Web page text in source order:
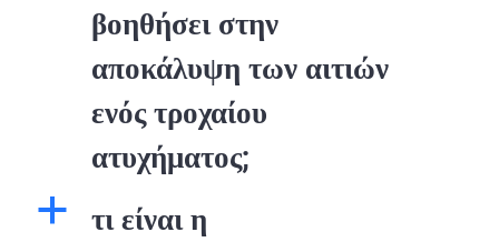
βοηθήσει στην
αποκάλυψη των αιτιών
ενός τροχαίου
ατυχήματος;
a
τι είναι η